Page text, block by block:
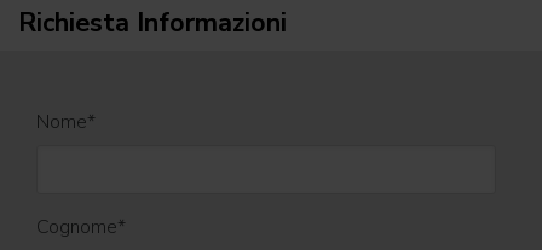
Richiesta Informazioni
Nome*
Cognome*